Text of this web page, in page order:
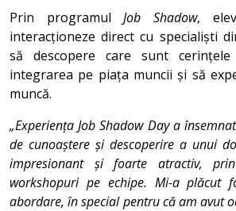
Prin programulJob Shadow,
interacționeze direct cu specialiști
să descopere care sunt
integrarea pe piața muncii și să
muncă.
„Experiența Job Shadow Day a
de cunoaștere și descoperire a unui
impresionant și foarte atractiv,
workshopuri pe echipe. Mi-a plăcut
abordare, în special pentru că am avut